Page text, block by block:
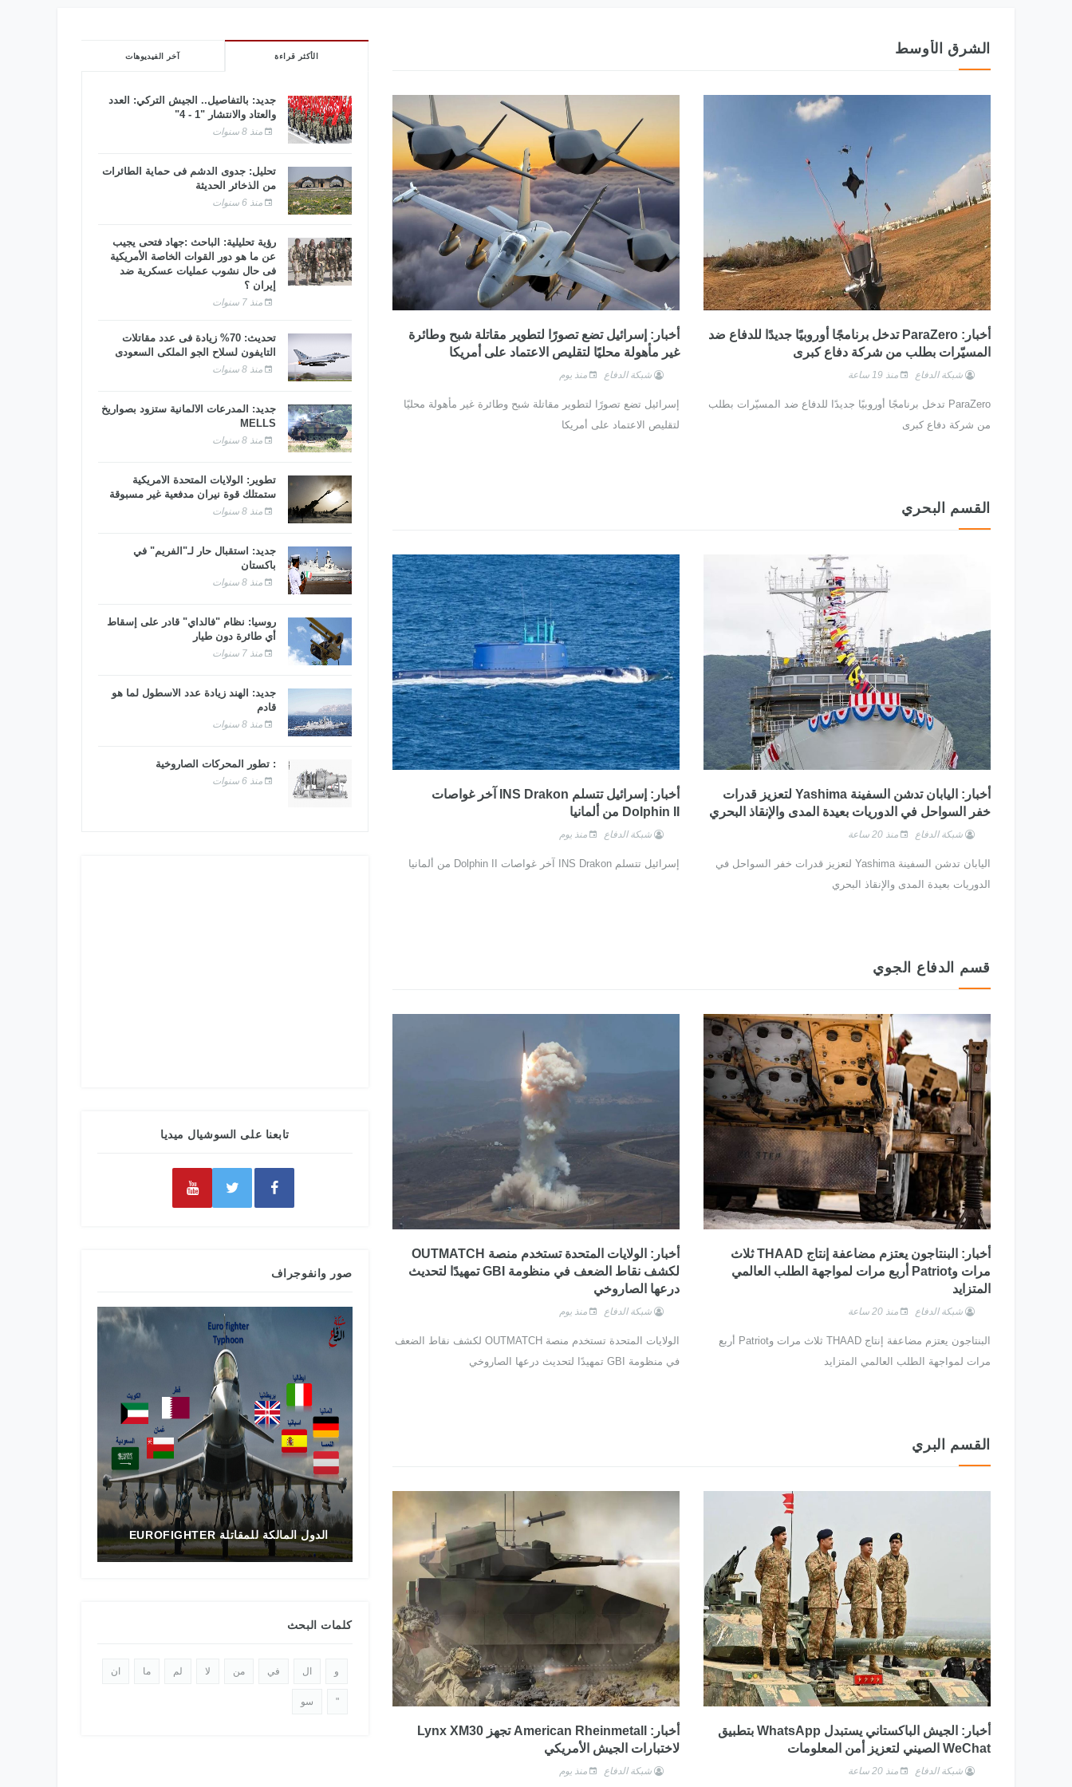
الشرق الأوسط
أخبار: ParaZero تدخل برنامجًا أوروبيًا جديدًا للدفاع ضد
المسيّرات بطلب من شركة دفاع كبرى
شبكة الدفاع منذ 19 ساعة
ParaZero تدخل برنامجًا أوروبيًا جديدًا للدفاع ضد المسيّرات بطلب
من شركة دفاع كبرى
أخبار: إسرائيل تضع تصورًا لتطوير مقاتلة شبح وطائرة
غير مأهولة محليًا لتقليص الاعتماد على أمريكا
شبكة الدفاع منذ يوم
إسرائيل تضع تصورًا لتطوير مقاتلة شبح وطائرة غير مأهولة محليًا
لتقليص الاعتماد على أمريكا
القسم البحري
أخبار: اليابان تدشن السفينة Yashima لتعزيز قدرات
خفر السواحل في الدوريات بعيدة المدى والإنقاذ البحري
شبكة الدفاع منذ 20 ساعة
اليابان تدشن السفينة Yashima لتعزيز قدرات خفر السواحل في
الدوريات بعيدة المدى والإنقاذ البحري
أخبار: إسرائيل تتسلم INS Drakon آخر غواصات
Dolphin II من ألمانيا
شبكة الدفاع منذ يوم
إسرائيل تتسلم INS Drakon آخر غواصات Dolphin II من ألمانيا
قسم الدفاع الجوي
أخبار: البنتاجون يعتزم مضاعفة إنتاج THAAD ثلاث
مرات وPatriot أربع مرات لمواجهة الطلب العالمي
المتزايد
شبكة الدفاع منذ 20 ساعة
البنتاجون يعتزم مضاعفة إنتاج THAAD ثلاث مرات وPatriot أربع
مرات لمواجهة الطلب العالمي المتزايد
أخبار: الولايات المتحدة تستخدم منصة OUTMATCH
لكشف نقاط الضعف في منظومة GBI تمهيدًا لتحديث
درعها الصاروخي
شبكة الدفاع منذ يوم
الولايات المتحدة تستخدم منصة OUTMATCH لكشف نقاط الضعف
في منظومة GBI تمهيدًا لتحديث درعها الصاروخي
القسم البري
أخبار: الجيش الباكستاني يستبدل WhatsApp بتطبيق
WeChat الصيني لتعزيز أمن المعلومات
شبكة الدفاع منذ 20 ساعة
أخبار: American Rheinmetall تجهز Lynx XM30
لاختبارات الجيش الأمريكي
شبكة الدفاع منذ يوم
الأكثر قراءة آخر الفيديوهات
جديد: بالتفاصيل.. الجيش التركي: العدد
والعتاد والانتشار "1 - 4"
منذ 8 سنوات
تحليل: جدوى الدشم فى حماية الطائرات
من الذخائر الحديثة
منذ 6 سنوات
رؤية تحليلية: الباحث :جهاد فتحى يجيب
عن ما هو دور القوات الخاصة الأمريكية
فى حال نشوب عمليات عسكرية ضد
إيران ؟
منذ 7 سنوات
تحديث: 70% زيادة فى عدد مقاتلات
التايفون لسلاح الجو الملكى السعودى
منذ 8 سنوات
جديد: المدرعات الألمانية ستزود بصواريخ
MELLS
منذ 8 سنوات
تطوير: الولايات المتحدة الأمريكية
ستمتلك قوة نيران مدفعية غير مسبوقة
منذ 8 سنوات
جديد: استقبال حار لـ"الفريم" في
باكستان
منذ 8 سنوات
روسيا: نظام "فالداي" قادر على إسقاط
أي طائرة دون طيار
منذ 7 سنوات
جديد: الهند زيادة عدد الأسطول لما هو
قادم
منذ 8 سنوات
: تطور المحركات الصاروخية
منذ 6 سنوات
تابعنا على السوشيال ميديا
صور وانفوجراف
طائرات التدريب المتقدم في السوق
الدولي 2025
الدول المالكة للمقاتلة EUROFIGHTER تاريخ المقاتلة F-16 في الشرق الأوسط
كلمات البحث
و ال في من لا لم ما ان
" سو